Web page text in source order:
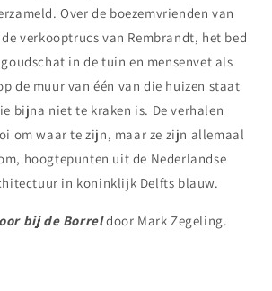
Over de boezemvrienden van
verkooptrucs van Rembrandt, het bed
in de tuin en mensenvet als
de muur van één van die huizen staat
bijna niet te kraken is. De verhalen
om waar te zijn, maar ze zijn allemaal
hoogtepunten uit de Nederlandse
in koninklijk Delfts blauw.
bij de Borreldoor Mark Zegeling.